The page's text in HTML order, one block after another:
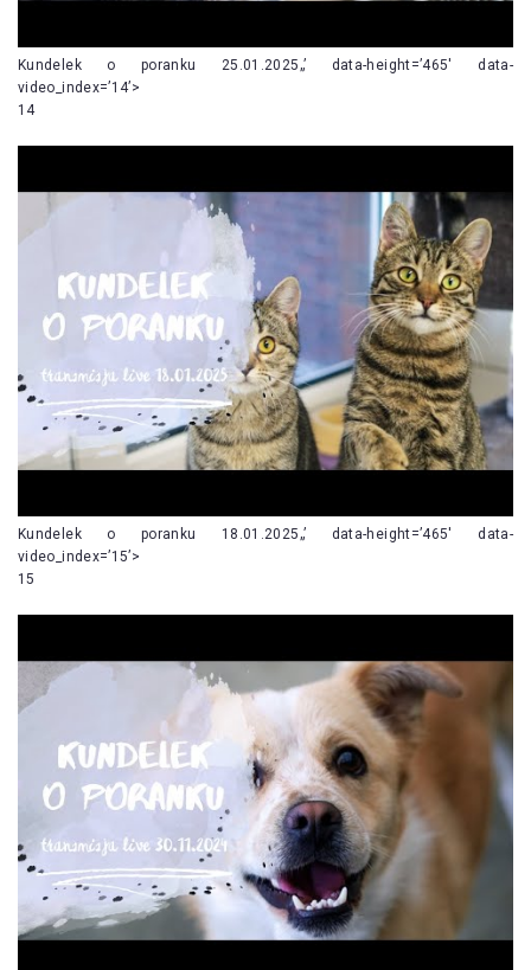
Kundelek o poranku 25.01.2025„’ data-height=’465′ data-
video_index=’14’>
14
Kundelek o poranku 18.01.2025„’ data-height=’465′ data-
video_index=’15’>
15